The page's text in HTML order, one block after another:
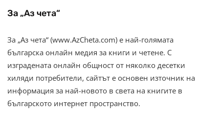
За „Аз чета“
За „Аз чета“ (www.AzCheta.com) е най-голямата
българска онлайн медия за книги и четене. С
изградената онлайн общност от няколко десетки
хиляди потребители, сайтът е основен източник на
информация за най-новото в света на книгите в
българското интернет пространство.